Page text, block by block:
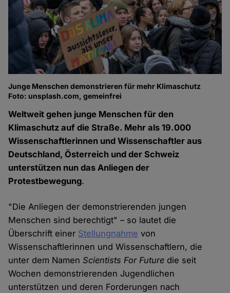
Junge Menschen demonstrieren für mehr Klimaschutz
Foto: unsplash.com, gemeinfrei
Weltweit gehen junge Menschen für den
Klimaschutz auf die Straße. Mehr als 19.000
Wissenschaftlerinnen und Wissenschaftler aus
Deutschland, Österreich und der Schweiz
unterstützen nun das Anliegen der
Protestbewegung.
"Die Anliegen der demonstrierenden jungen
Menschen sind berechtigt" – so lautet die
Überschrift einer Stellungnahme von
Wissenschaftlerinnen und Wissenschaftlern, die
unter dem NamenScientists For Future die seit
Wochen demonstrierenden Jugendlichen
unterstützen und deren Forderungen nach